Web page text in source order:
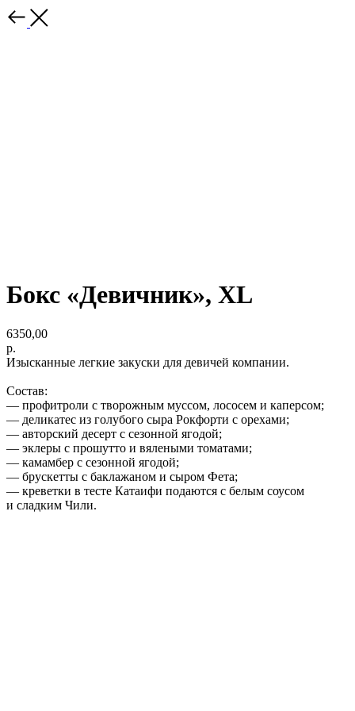
Бокс «Девичник», XL
6350,00
р.
Изысканные легкие закуски для девичей компании.
Состав:
— профитроли с творожным муссом, лососем и каперсом;
— деликатес из голубого сыра Рокфорти с орехами;
— авторский десерт с сезонной ягодой;
— эклеры с прошутто и вялеными томатами;
— камамбер с сезонной ягодой;
— брускетты с баклажаном и сыром Фета;
— креветки в тесте Катаифи подаются с белым соусом
и сладким Чили.